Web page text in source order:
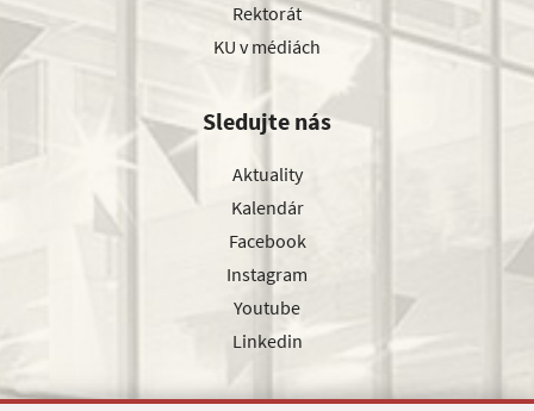
Rektorát
KU v médiách
Sledujte nás
Aktuality
Kalendár
Facebook
Instagram
Youtube
Linkedin